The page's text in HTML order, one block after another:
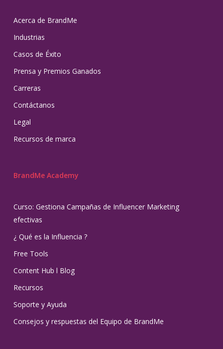
Acerca de BrandMe
Industrias
Casos de Éxito
Prensa y Premios Ganados
Carreras
Contáctanos
Legal
Recursos de marca
BrandMe Academy
Curso: Gestiona Campañas de Influencer Marketing
efectivas
¿ Qué es la Influencia ?
Free Tools
Content Hub l Blog
Recursos
Soporte y Ayuda
Consejos y respuestas del Equipo de BrandMe